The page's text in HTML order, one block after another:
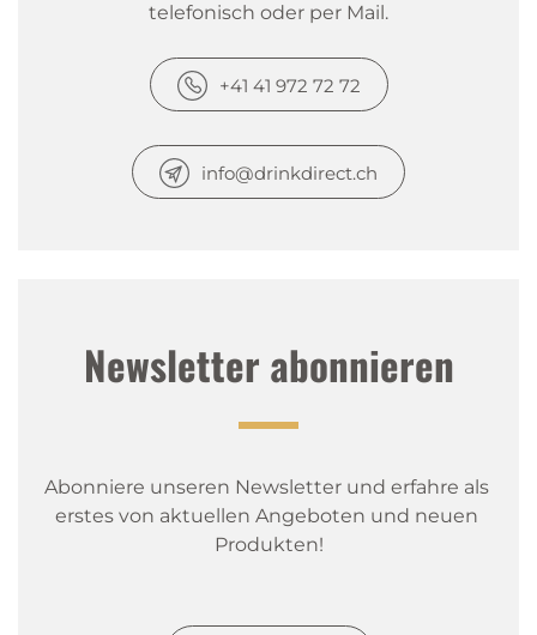
telefonisch oder per Mail.
+41 41 972 72 72
info@drinkdirect.ch
Newsletter abonnieren
Abonniere unseren Newsletter und erfahre als
erstes von aktuellen Angeboten und neuen
Produkten!